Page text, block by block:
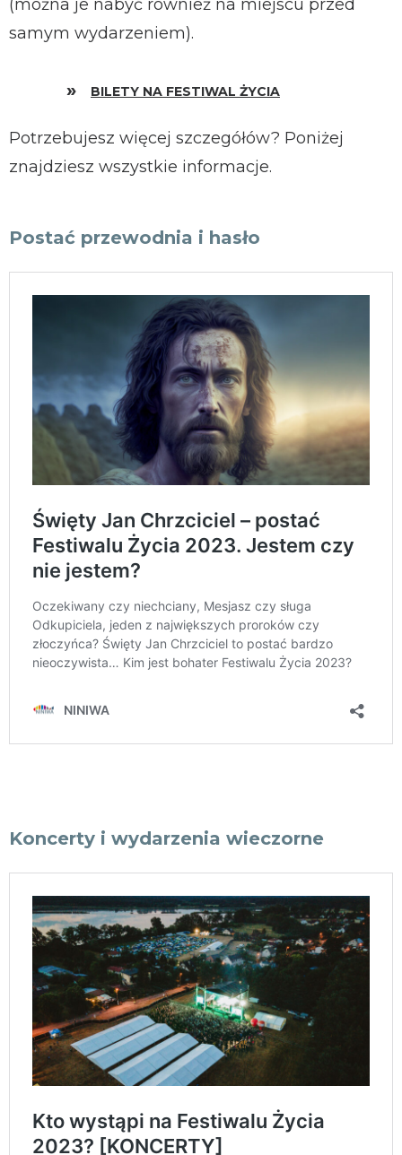
(można je nabyć również na miejscu przed
samym wydarzeniem).
BILETY NA FESTIWAL ŻYCIA
Potrzebujesz więcej szczegółów? Poniżej
znajdziesz wszystkie informacje.
Postać przewodnia i hasło
Koncerty i wydarzenia wieczorne